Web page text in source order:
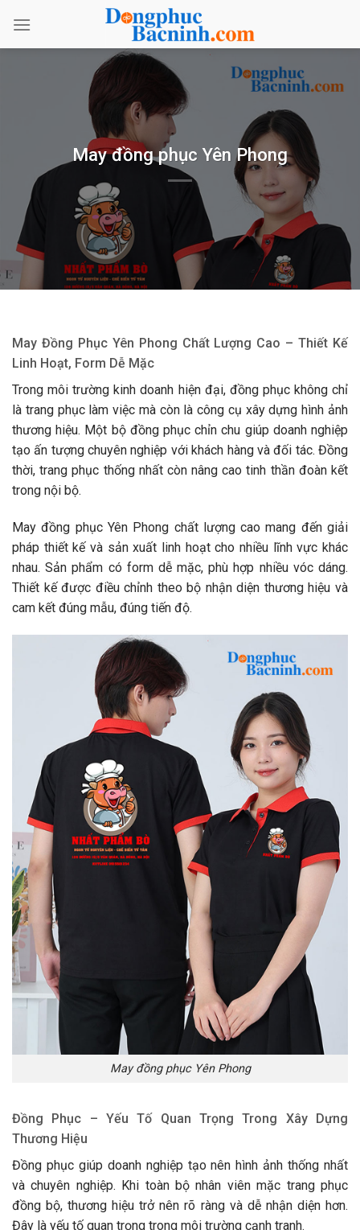
qua
nội
May đồng phục Yên Phong
May Đồng Phục Yên Phong Chất Lượng Cao – Thiết Kế
Linh Hoạt, Form Dễ Mặc
Trong môi trường kinh doanh hiện đại, đồng phục không chỉ
là trang phục làm việc mà còn là công cụ xây dựng hình ảnh
thương hiệu. Một bộ đồng phục chỉn chu giúp doanh nghiệp
tạo ấn tượng chuyên nghiệp với khách hàng và đối tác. Đồng
thời, trang phục thống nhất còn nâng cao tinh thần đoàn kết
trong nội bộ.
May đồng phục Yên Phong chất lượng cao mang đến giải
pháp thiết kế và sản xuất linh hoạt cho nhiều lĩnh vực khác
nhau. Sản phẩm có form dễ mặc, phù hợp nhiều vóc dáng.
Thiết kế được điều chỉnh theo bộ nhận diện thương hiệu và
cam kết đúng mẫu, đúng tiến độ.
May đồng phục Yên Phong
Đồng Phục – Yếu Tố Quan Trọng Trong Xây Dựng
Thương Hiệu
Đồng phục giúp doanh nghiệp tạo nên hình ảnh thống nhất
và chuyên nghiệp. Khi toàn bộ nhân viên mặc trang phục
đồng bộ, thương hiệu trở nên rõ ràng và dễ nhận diện hơn.
Đây là yếu tố quan trọng trong môi trường cạnh tranh.